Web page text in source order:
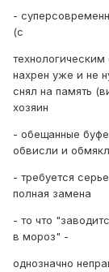
-
(с
нахрен уже и не
снял на память
хозяин
- обещанные
обвисли и
- требуется
полная замена
- то что
в мороз" -
однозначно